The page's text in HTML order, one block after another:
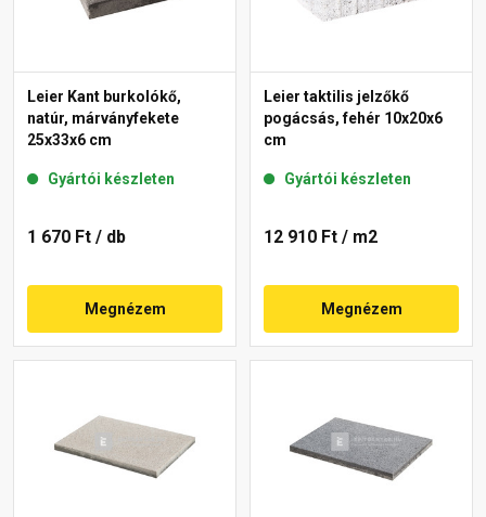
Leier Kant burkolókő,
natúr, márványfekete
25x33x6 cm
Gyártói készleten
1 670 Ft / db
Megnézem
Leier taktilis jelzőkő
pogácsás, fehér 10x20x6
cm
Gyártói készleten
12 910 Ft / m2
Megnézem